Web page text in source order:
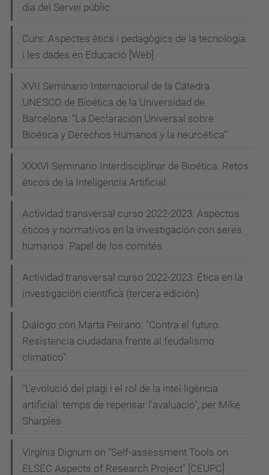
dia del Servei públic.
Curs: Aspectes ètics i pedagògics de la tecnologia
i les dades en Educació [Web]
XVII Seminario Internacional de la Cátedra
UNESCO de Bioética de la Universidad de
Barcelona: "La Declaración Universal sobre
Bioética y Derechos Humanos y la neuroética"
XXXVI Seminario Interdisciplinar de Bioética. Retos
éticos de la Inteligencia Artificial
Actividad transversal curso 2022-2023: Aspectos
éticos y normativos en la investigación con seres
humanos. Papel de los comités
Actividad transversal curso 2022-2023: Ética en la
investigación científica (tercera edición)
Diálogo con Marta Peirano: "Contra el futuro.
Resistencia ciudadana frente al feudalismo
climático"
"L’evolució del plagi i el rol de la intel·ligència
artificial: temps de repensar l'avaluació", per Mike
Sharples
Virginia Dignum on "Self-assessment Tools on
ELSEC Aspects of Research Project" [CEUPC]